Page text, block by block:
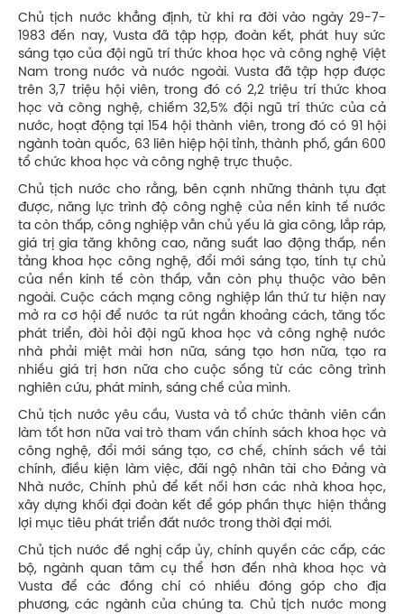
Chủ tịch nước khẳng định, từ khi ra đời vào ngày 29-7-
1983 đến nay, Vusta đã tập hợp, đoàn kết, phát huy sức
sáng tạo của đội ngũ trí thức khoa học và công nghệ Việt
Nam trong nước và nước ngoài. Vusta đã tập hợp được
trên 3,7 triệu hội viên, trong đó có 2,2 triệu trí thức khoa
học và công nghệ, chiếm 32,5% đội ngũ trí thức của cả
nước, hoạt động tại 154 hội thành viên, trong đó có 91 hội
ngành toàn quốc, 63 liên hiệp hội tỉnh, thành phố, gần 600
tổ chức khoa học và công nghệ trực thuộc.
Chủ tịch nước cho rằng, bên cạnh những thành tựu đạt
được, năng lực trình độ công nghệ của nền kinh tế nước
ta còn thấp, công nghiệp vẫn chủ yếu là gia công, lắp ráp,
giá trị gia tăng không cao, năng suất lao động thấp, nền
tảng khoa học công nghệ, đổi mới sáng tạo, tính tự chủ
của nền kinh tế còn thấp, vẫn còn phụ thuộc vào bên
ngoài. Cuộc cách mạng công nghiệp lần thứ tư hiện nay
mở ra cơ hội để nước ta rút ngắn khoảng cách, tăng tốc
phát triển, đòi hỏi đội ngũ khoa học và công nghệ nước
nhà phải miệt mài hơn nữa, sáng tạo hơn nữa, tạo ra
nhiều giá trị hơn nữa cho cuộc sống từ các công trình
nghiên cứu, phát minh, sáng chế của mình.
Chủ tịch nước yêu cầu, Vusta và tổ chức thành viên cần
làm tốt hơn nữa vai trò tham vấn chính sách khoa học và
công nghệ, đổi mới sáng tạo, cơ chế, chính sách về tài
chính, điều kiện làm việc, đãi ngộ nhân tài cho Đảng và
Nhà nước, Chính phủ để kết nối hơn các nhà khoa học,
xây dựng khối đại đoàn kết để góp phần thực hiện thắng
lợi mục tiêu phát triển đất nước trong thời đại mới.
Chủ tịch nước đề nghị cấp ủy, chính quyền các cấp, các
bộ, ngành quan tâm cụ thể hơn đến nhà khoa học và
Vusta để các đồng chí có nhiều đóng góp cho địa
phương, các ngành của chúng ta. Chủ tịch nước mong